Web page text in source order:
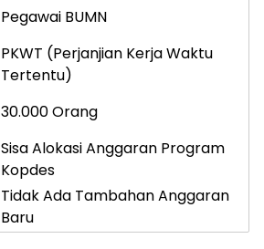
Pegawai BUMN
PKWT (Perjanjian Kerja Waktu
Tertentu)
30.000 Orang
Sisa Alokasi Anggaran Program
Kopdes
Tidak Ada Tambahan Anggaran
Baru